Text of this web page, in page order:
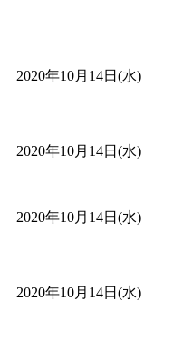
2020年10月14日(水)
2020年10月14日(水)
2020年10月14日(水)
2020年10月14日(水)